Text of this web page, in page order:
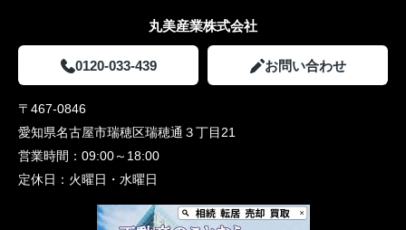
丸美産業株式会社
0120-033-439 お問い合わせ
〒467-0846
愛知県名古屋市瑞穂区瑞穂通３丁目21
営業時間： 09:00～18:00
定休日： 火曜日・水曜日